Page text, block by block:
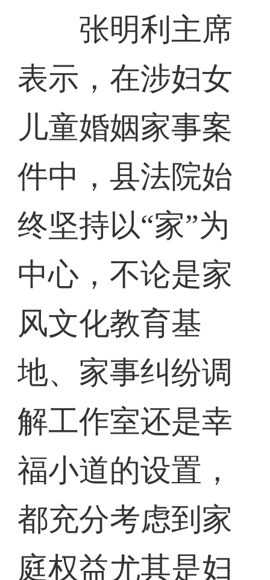
张明利主席
表示，在涉妇女
儿童婚姻家事案
件中，县法院始
终坚持以“家”为
中心，不论是家
风文化教育基
地、家事纠纷调
解工作室还是幸
福小道的设置，
都充分考虑到家
庭权益尤其是妇